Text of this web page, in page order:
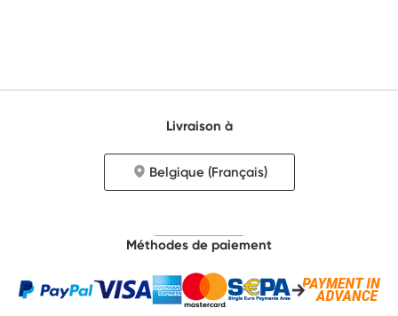
Livraison à
Belgique (Français)
Méthodes de paiement